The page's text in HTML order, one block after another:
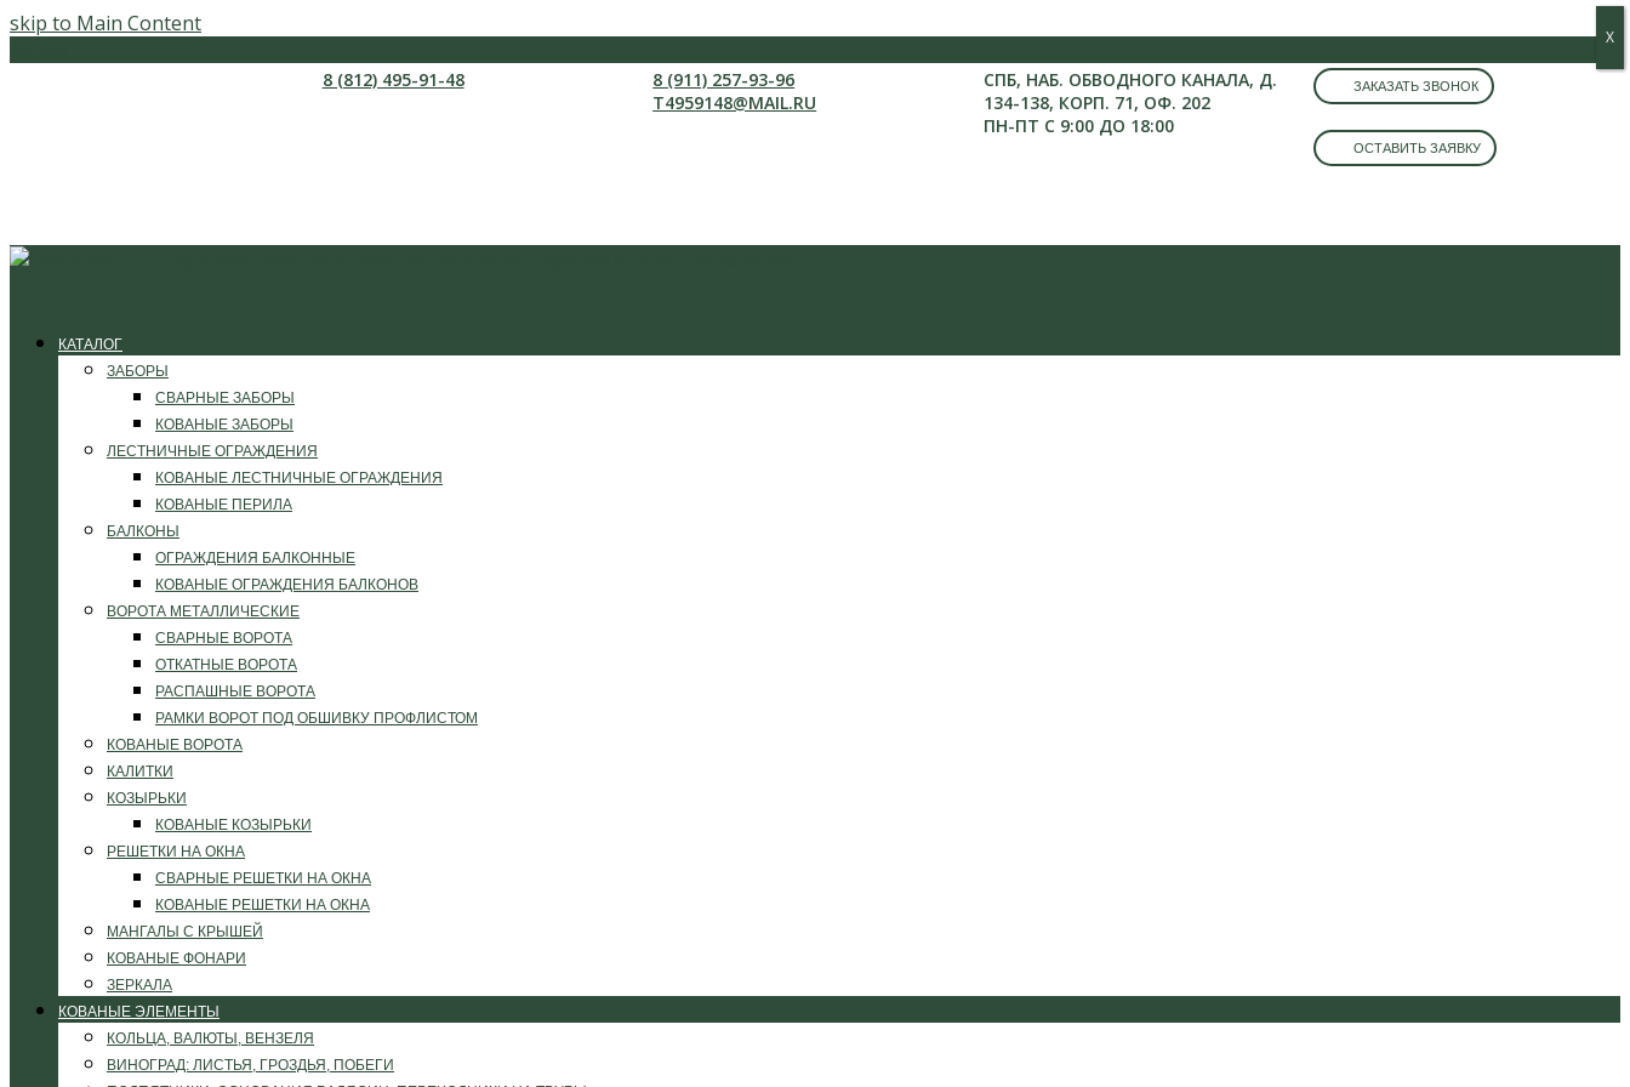
skip to Main Content
8 (812) 495-91-48
8 (911) 257-93-96
T4959148@MAIL.RU
СПБ, НАБ. ОБВОДНОГО КАНАЛА, Д.
134-138, КОРП. 71, ОФ. 202
ПН-ПТ С 9:00 ДО 18:00
ЗАКАЗАТЬ ЗВОНОК
ОСТАВИТЬ ЗАЯВКУ
КАТАЛОГ
ЗАБОРЫ
СВАРНЫЕ ЗАБОРЫ
КОВАНЫЕ ЗАБОРЫ
ЛЕСТНИЧНЫЕ ОГРАЖДЕНИЯ
КОВАНЫЕ ЛЕСТНИЧНЫЕ ОГРАЖДЕНИЯ
КОВАНЫЕ ПЕРИЛА
БАЛКОНЫ
ОГРАЖДЕНИЯ БАЛКОННЫЕ
КОВАНЫЕ ОГРАЖДЕНИЯ БАЛКОНОВ
ВОРОТА МЕТАЛЛИЧЕСКИЕ
СВАРНЫЕ ВОРОТА
ОТКАТНЫЕ ВОРОТА
РАСПАШНЫЕ ВОРОТА
РАМКИ ВОРОТ ПОД ОБШИВКУ ПРОФЛИСТОМ
КОВАНЫЕ ВОРОТА
КАЛИТКИ
КОЗЫРЬКИ
КОВАНЫЕ КОЗЫРЬКИ
РЕШЕТКИ НА ОКНА
СВАРНЫЕ РЕШЕТКИ НА ОКНА
КОВАНЫЕ РЕШЕТКИ НА ОКНА
МАНГАЛЫ С КРЫШЕЙ
КОВАНЫЕ ФОНАРИ
ЗЕРКАЛА
КОВАНЫЕ ЭЛЕМЕНТЫ
КОЛЬЦА, ВАЛЮТЫ, ВЕНЗЕЛЯ
ВИНОГРАД: ЛИСТЬЯ, ГРОЗДЬЯ, ПОБЕГИ
Х
Х